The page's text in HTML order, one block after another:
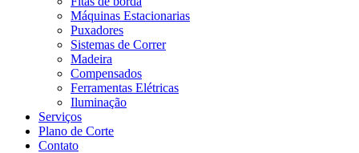
Máquinas Estacionarias
Puxadores
Sistemas de Correr
Madeira
Compensados
Ferramentas Elétricas
Iluminação
Serviços
Plano de Corte
Contato